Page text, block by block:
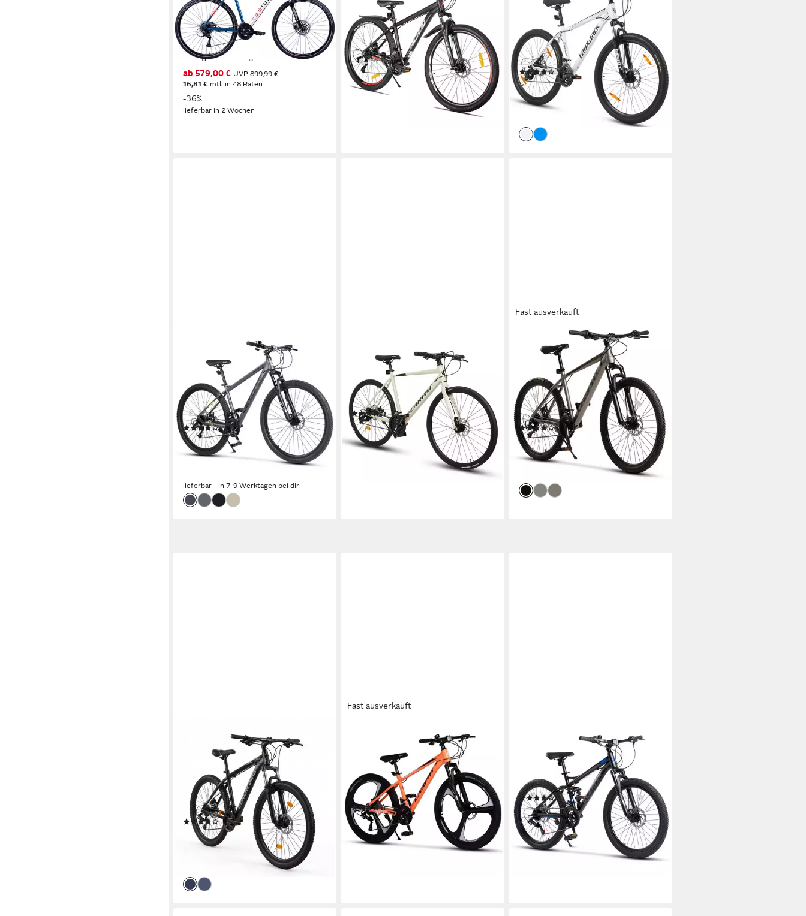
Gang Hydraulische Scheibenbremse
Federgabel
54 cm Rahmenhöhe
24 Gänge
120 kg Zul. Gesamtgewicht
ab 579,00 € UVP899,99 €
16,81 € mtl. in 48 Raten
-36%
lieferbar in 2 Wochen
für Erwachsene, Männer und Frauen
24 Gänge
150 kg Zul. Gesamtgewicht
359,99 € 439,99 €
17,88 €mtl. in 24 Raten
-18%
lieferbar - in 8-10 Werktagen bei dir
Fahrrad in 26 & 28 Zoll, Shimano 21
Gang, Mountainbike
43 cm Rahmenhöhe
21 Gänge
110 kg Zul. Gesamtgewicht
(52)
303,99 € UVP
659,99 €
15,10 € mtl. in 24 Raten
-54%
lieferbar - in 6-8 Werktagen bei dir
Mountainbike 26 27.5 29 Zoll
Fahrrad für Herren Damen, Mädchen
und Jungen
21 Gänge
120 kg Zul. Gesamtgewicht
Kettenschaltung Schaltung
(9)
ab 314,99 € UVP
449,99 €
(15,00 €/ 1 Stk)
15,65 €mtl. in 24 Raten
lieferbar - in 7-9 Werktagen bei dir
Damen
Gänge
120 kg Zul. Gesamtgewicht
Kettenschaltung
Schaltung
(5)
329,99 € UVP499,99 €
16,39 €mtl. in 24 Raten
-34%
lieferbar - in 7-9 Werktagen bei dir
Fast ausverkauft
CARPAT SPORT
Mountainbike 24 26 29 Zoll Fahrrad
für Herren Damen, Mädchen und
Jungen
21 Gänge
120 kg Zul. Gesamtgewicht
aluminium Rahmen
(29)
ab 299,99 € UVP
489,99 €
14,90 €mtl. in 24 Raten
-39%
lieferbar - in 7-9 Werktagen bei dir
Mountainbike MTB1 Serien-
Komplettset 26/27,5/29 Zoll mit
Shimano-Ausstattung
Gänge
120 kg Zul. Gesamtgewicht
Aluminium Rahmen
(23)
ab 299,00 €
499,00 €
14,85 €mtl. in 24 Raten
lieferbar - in 4-5 Werktagen bei dir
Fast ausverkauft
Mountainbike 26 27.5 Zoll Fahrrad
für Herren Damen
Gänge
120 kg Zul. Gesamtgewicht
Aluminium Rahmen
(5)
349,99 € UVP489,99 €
17,38 €mtl. in 24 Raten
-29%
Mountainbike 24 26 27.5 29 Zoll
Fahrrad für Herren Damen Jungen
120 kg Zul. Gesamtgewicht
(14)
339,99 € UVP599,99 €
16,89 €mtl. in 24 Raten
-43%
lieferbar - in 7-9 Werktagen bei dir